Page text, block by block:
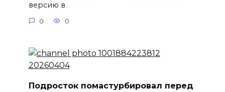
версию в
0 0
Подросток помастурбировал перед